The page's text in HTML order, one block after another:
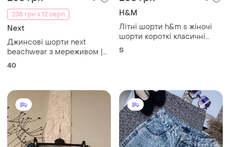
238 грн з 12 серп
Next
Джинсові шорти next
beachwear з мереживом |
uk 12 / eur 40
40
H&M
Літні шорти h&m s жіночі
шорти короткі класичні
шорти з фактурним краєм
S